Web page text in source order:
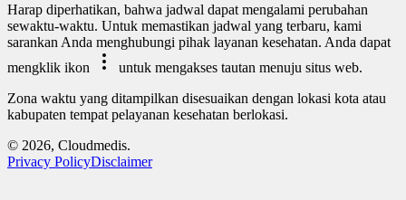
Harap diperhatikan, bahwa jadwal dapat mengalami perubahan
sewaktu-waktu. Untuk memastikan jadwal yang terbaru, kami
sarankan Anda menghubungi pihak layanan kesehatan. Anda dapat
mengklik ikon
untuk mengakses tautan menuju situs web.
Zona waktu yang ditampilkan disesuaikan dengan lokasi kota atau
kabupaten tempat pelayanan kesehatan berlokasi.
© 2026, Cloudmedis.
Privacy PolicyDisclaimer